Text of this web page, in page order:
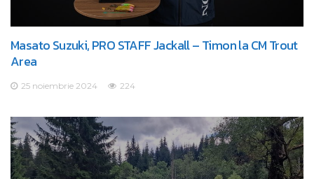
Masato Suzuki, PRO STAFF Jackall – Timon la CM Trout
Area
25 noiembrie 2024 224